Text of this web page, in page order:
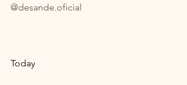
@desande.oficial
Today